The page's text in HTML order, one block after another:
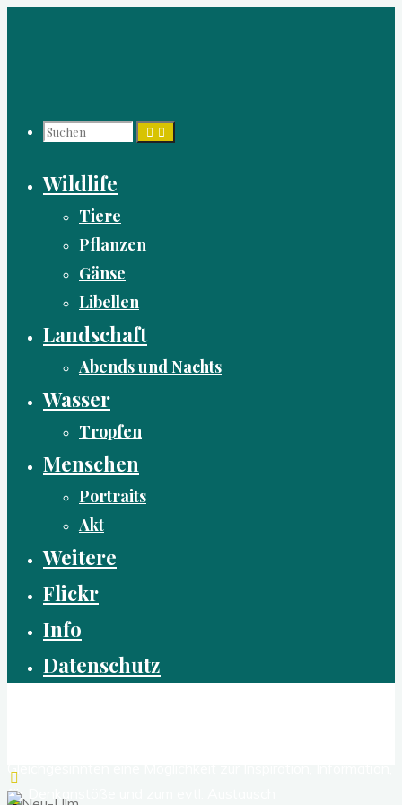
Suchen
nach:
Wildlife
Tiere
Pflanzen
Gänse
Libellen
Landschaft
Abends und Nachts
Wasser
Tropfen
Menschen
Portraits
Akt
Weitere
Flickr
Info
Datenschutz
Gleichgesinnten eine Möglichkeit zur Inspiration, Information,
für Denkanstöße und zum evtl. Austausch